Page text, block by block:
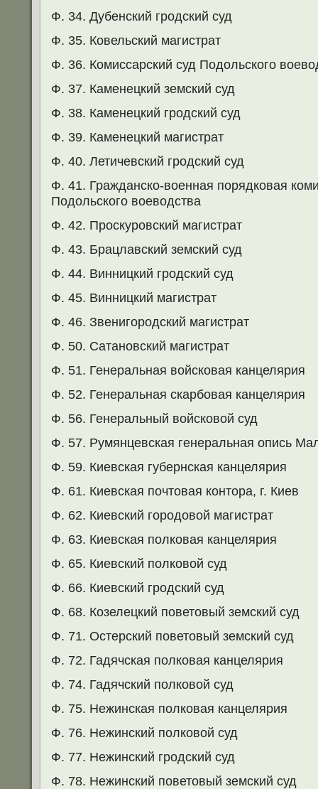
Ф. 34. Дубенский гродский суд
Ф. 35. Ковельский магистрат
Ф. 36. Комиссарский суд Подольского
Ф. 37. Каменецкий земский суд
Ф. 38. Каменецкий гродский суд
Ф. 39. Каменецкий магистрат
Ф. 40. Летичевский гродский суд
Ф. 41. Гражданско-военная порядковая
Подольского воеводства
Ф. 42. Проскуровский магистрат
Ф. 43. Брацлавский земский суд
Ф. 44. Винницкий гродский суд
Ф. 45. Винницкий магистрат
Ф. 46. Звенигородский магистрат
Ф. 50. Сатановский магистрат
Ф. 51. Генеральная войсковая канцелярия
Ф. 52. Генеральная скарбовая канцелярия
Ф. 56. Генеральный войсковой суд
Ф. 57. Румянцевская генеральная опись
Ф. 59. Киевская губернская канцелярия
Ф. 61. Киевская почтовая контора, г. Киев
Ф. 62. Киевский городовой магистрат
Ф. 63. Киевская полковая канцелярия
Ф. 65. Киевский полковой суд
Ф. 66. Киевский гродский суд
Ф. 68. Козелецкий поветовый земский суд
Ф. 71. Остерский поветовый земский суд
Ф. 72. Гадячская полковая канцелярия
Ф. 74. Гадячский полковой суд
Ф. 75. Нежинская полковая канцелярия
Ф. 76. Нежинский полковой суд
Ф. 77. Нежинский гродский суд
Ф. 78. Нежинский поветовый земский суд